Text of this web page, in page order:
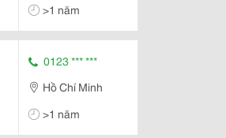
>1 năm
0123 *** ***
Hồ Chí Minh
>1 năm